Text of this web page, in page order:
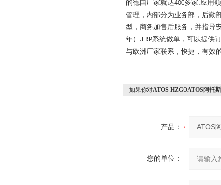
的德国厂家就达400多家,应用
管理，内部分为业务部，后勤
型，商务加售后服务，并指导
年） .ERP系统做单，可以提供
与欧洲厂家联系，快捷，有效
如果你对ATOS HZGOATOS阿托
产品：
您的单位：